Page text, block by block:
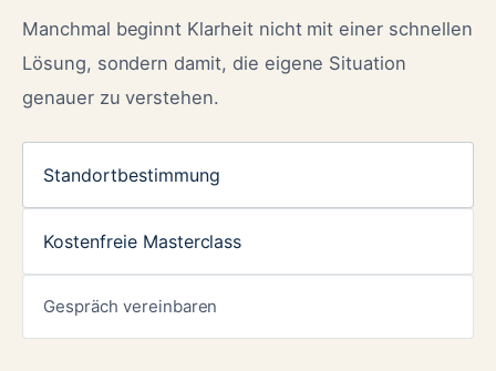
Manchmal beginnt Klarheit nicht mit einer schnellen
Lösung, sondern damit, die eigene Situation
genauer zu verstehen.
Standortbestimmung
Kostenfreie Masterclass
Gespräch vereinbaren